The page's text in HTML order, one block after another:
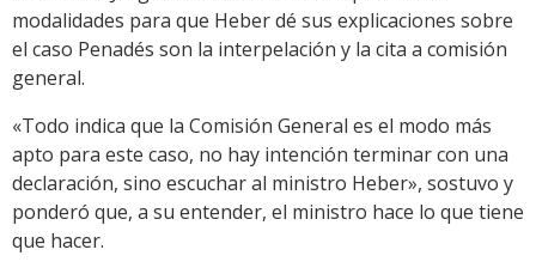
modalidades para que Heber dé sus explicaciones sobre
el caso Penadés son la interpelación y la cita a comisión
general.
«Todo indica que la Comisión General es el modo más
apto para este caso, no hay intención terminar con una
declaración, sino escuchar al ministro Heber», sostuvo y
ponderó que, a su entender, el ministro hace lo que tiene
que hacer.